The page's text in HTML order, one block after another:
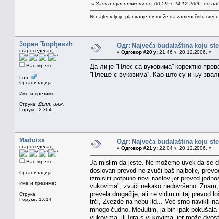
« Задњи пут промењено: 00.59 ч. 24.12.2006. од
Ni najtemeljnije planiranje ne može da zameni čistu
Зоран Ђорђевић
староседелац
Ван мреже
Пол:
Организација:
Име и презиме:
Струка: Дипл. инж.
Поруке: 2.364
Одг: Najveća budalaština koju
« Одговор #20 у: 21.46 ч. 20.12.2006. »
Да ли је ''Плес са вуковима'' коректно
''Плеше с вуковима''. Као што су и њу
Maduixa
староседелац
Ван мреже
Организација:
Име и презиме:
Струка:
Поруке: 1.014
Одг: Najveća budalaština koju
« Одговор #21 у: 22.04 ч. 20.12.2006. »
Ja mislim da jeste. Ne možemo uvek da se
doslovan prevod ne zvuči baš najbolje,
izmisliti potpuno novi naslov jer prevod
vukovima", zvuči nekako nedovršeno.
prevela drugačije, ali ne vidim ni taj prevod
trči, Zvezde na nebu itd... Već smo navikli
mnogo čudno. Međutim, ja bih ipak
vukovima, ili Igra s vukovima, jer može